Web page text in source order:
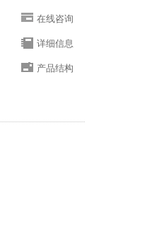
在线咨询
详细信息
产品结构